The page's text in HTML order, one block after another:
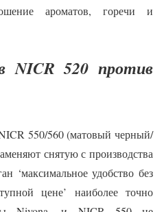
ароматов, горечи и
NICR 520 против
550/560 (матовый черный/
снятую с производства
‘максимальное удобство без
цене’ наиболее точно